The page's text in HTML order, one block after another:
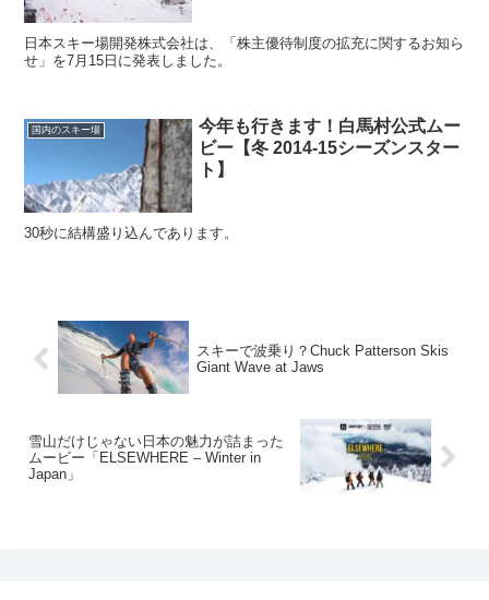
日本スキー場開発株式会社は、「株主優待制度の拡充に関するお知ら
せ」を7月15日に発表しました。
国内のスキー場
今年も行きます！白馬村公式ムー
ビー【冬 2014-15シーズンスター
ト】
30秒に結構盛り込んであります。
スキーで波乗り？Chuck Patterson Skis
Giant Wave at Jaws
雪山だけじゃない日本の魅力が詰まった
ムービー「ELSEWHERE – Winter in
Japan」